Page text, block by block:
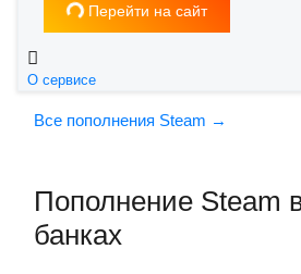
Загрузка... Перейти на сайт
О сервисе
Все пополнения Steam →
Пополнение Steam
банках